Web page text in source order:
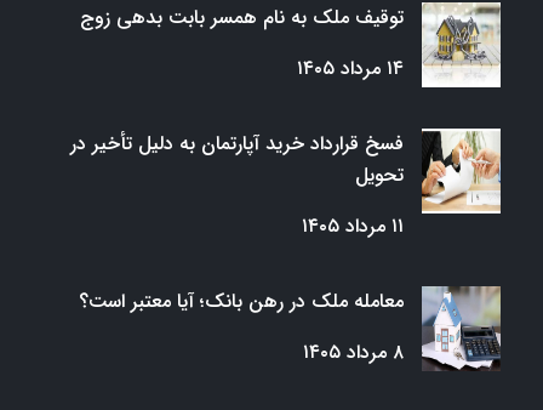
توقیف ملک به نام همسر بابت بدهی زوج
۱۴ مرداد ۱۴۰۵
فسخ قرارداد خرید آپارتمان به دلیل تأخیر در
تحویل
۱۱ مرداد ۱۴۰۵
معامله ملک در رهن بانک؛ آیا معتبر است؟
۸ مرداد ۱۴۰۵